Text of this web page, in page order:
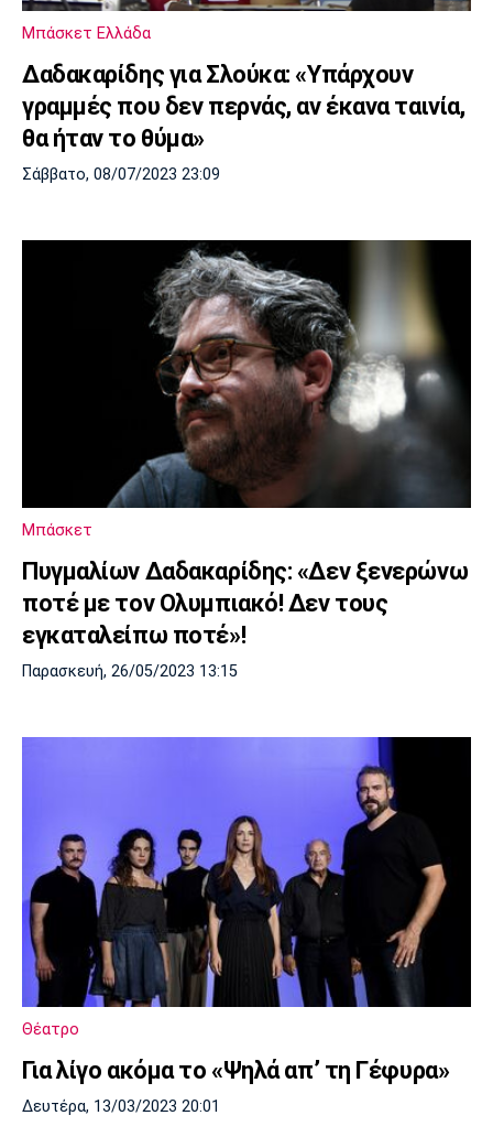
Cine Spot
Running
Ιωνικός Πανσερραϊκός
Μπαρτσελόνα
Ρεάλ
Μαδρίτης
Ατλέτικο
Μάντσεστερ
Γιουνάιτεντ
Τσέλσι Άρσεναλ
Λίβερπουλ
Μάντσεστερ
Ίντερ Μίλαν
Μαρσέιγ
Μονακό
Ερυθρός
Αστέρας
Μπάσκετ Ελλάδα
Δαδακαρίδης για Σλούκα: «Υπάρχουν
γραμμές που δεν περνάς, αν έκανα ταινία,
θα ήταν το θύμα»
Σάββατο, 08/07/2023 23:09
Μπάσκετ
Πυγμαλίων Δαδακαρίδης: «Δεν ξενερώνω
ποτέ με τον Ολυμπιακό! Δεν τους
εγκαταλείπω ποτέ»!
Παρασκευή, 26/05/2023 13:15
Θέατρο
Για λίγο ακόμα το «Ψηλά απ’ τη Γέφυρα»
Δευτέρα, 13/03/2023 20:01